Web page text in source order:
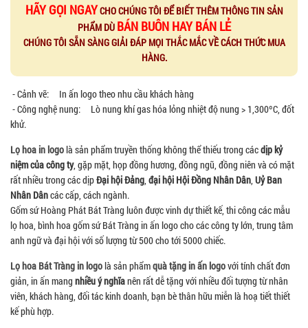
HÃY GỌI NGAYCHO CHÚNG TÔI ĐỂ BIẾT THÊM THÔNG TIN SẢN
PHẨM DÙ BÁN BUÔN HAY BÁN LẺ
CHÚNG TÔI SẴN SÀNG GIẢI ĐÁP MỌI THẮC MẮC VỀ CÁCH THỨC MUA
HÀNG.
- Cảnh vẽ: In ấn logo theo nhu cầu khách hàng
- Công nghệ nung: Lò nung khí gas hóa lỏng nhiệt độ nung > 1,300ºC, đốt
khử.
Lọ hoa in logolà sản phẩm truyền thống không thể thiếu trong cácdịp kỷ
niệm của công ty, gặp mặt, họp đồng hương, đồng ngũ, đồng niên và có mặt
rất nhiều trong các dịpĐại hội Đảng, đại hội Hội Đồng Nhân Dân, Uỷ Ban
Nhân Dâncác cấp, cách ngành.
Gốm sứ Hoàng Phát Bát Tràng luôn được vinh dự thiết kế, thi công các mẫu
lọ hoa, bình hoa gốm sứ Bát Tràng in ấn logo cho các công ty lớn, trung tâm
anh ngữ và đại hội với số lượng từ 500 cho tới 5000 chiếc.
Lọ hoa Bát Tràng in logolà sản phẩmquà tặng in ấn logovới tính chất đơn
giản, in ấn mang nhiều ý nghĩanên rất dễ tặng với nhiều đối tượng từ nhân
viên, khách hàng, đối tác kinh doanh, bạn bè thân hữu miễn là hoạ tiết thiết
kế phù hợp.